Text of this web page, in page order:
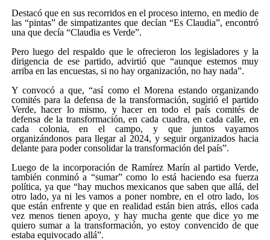
Destacó que en sus recorridos en el proceso interno, en medio de
las “pintas” de simpatizantes que decían “Es Claudia”, encontró
una que decía “Claudia es Verde”.
Pero luego del respaldo que le ofrecieron los legisladores y la
dirigencia de ese partido, advirtió que “aunque estemos muy
arriba en las encuestas, si no hay organización, no hay nada”.
Y convocó a que, “así como el Morena estando organizando
comités para la defensa de la transformación, sugirió el partido
Verde, hacer lo mismo, y hacer en todo el país comités de
defensa de la transformación, en cada cuadra, en cada calle, en
cada colonia, en el campo, y que juntos vayamos
organizándonos para llegar al 2024, y seguir organizados hacia
delante para poder consolidar la transformación del país”.
Luego de la incorporación de Ramírez Marín al partido Verde,
también conminó a “sumar” como lo está haciendo esa fuerza
política, ya que “hay muchos mexicanos que saben que allá, del
otro lado, ya ni les vamos a poner nombre, en el otro lado, los
que están enfrente y que en realidad están bien atrás, ellos cada
vez menos tienen apoyo, y hay mucha gente que dice yo me
quiero sumar a la transformación, yo estoy convencido de que
estaba equivocado allá”.